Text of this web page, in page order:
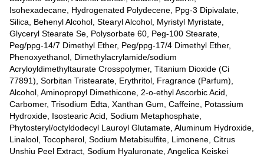
Isohexadecane, Hydrogenated Polydecene, Ppg-3 Dipivalate,
Silica, Behenyl Alcohol, Stearyl Alcohol, Myristyl Myristate,
Glyceryl Stearate Se, Polysorbate 60, Peg-100 Stearate,
Peg/ppg-14/7 Dimethyl Ether, Peg/ppg-17/4 Dimethyl Ether,
Phenoxyethanol, Dimethylacrylamide/sodium
Acryloyldimethyltaurate Crosspolymer, Titanium Dioxide (Ci
77891), Sorbitan Tristearate, Erythritol, Fragrance (Parfum),
Alcohol, Aminopropyl Dimethicone, 2-o-ethyl Ascorbic Acid,
Carbomer, Trisodium Edta, Xanthan Gum, Caffeine, Potassium
Hydroxide, Isostearic Acid, Sodium Metaphosphate,
Phytosteryl/octyldodecyl Lauroyl Glutamate, Aluminum Hydroxide,
Linalool, Tocopherol, Sodium Metabisulfite, Limonene, Citrus
Unshiu Peel Extract, Sodium Hyaluronate, Angelica Keiskei